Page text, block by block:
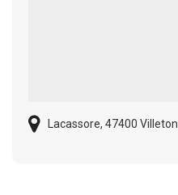
Lacassore, 47400 Villeton